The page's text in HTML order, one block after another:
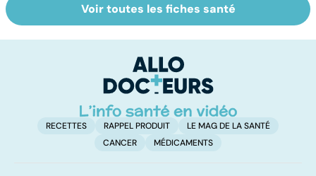
Post-partum : un
bouleversement
Alimentation :
mangeons-nous
protéines ?
Voir toutes les fiches santé
RECETTES RAPPEL PRODUIT
LE MAG DE LA SANTÉ
CANCER
MÉDICAMENTS